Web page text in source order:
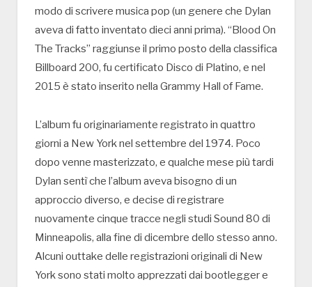
modo di scrivere musica pop (un genere che Dylan
aveva di fatto inventato dieci anni prima). “Blood On
The Tracks” raggiunse il primo posto della classifica
Billboard 200, fu certificato Disco di Platino, e nel
2015 è stato inserito nella Grammy Hall of Fame.
L’album fu originariamente registrato in quattro
giorni a New York nel settembre del 1974. Poco
dopo venne masterizzato, e qualche mese più tardi
Dylan sentì che l’album aveva bisogno di un
approccio diverso, e decise di registrare
nuovamente cinque tracce negli studi Sound 80 di
Minneapolis, alla fine di dicembre dello stesso anno.
Alcuni outtake delle registrazioni originali di New
York sono stati molto apprezzati dai bootlegger e